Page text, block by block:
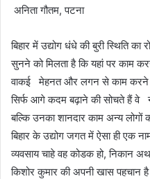
अनिता गौतम, पटना
बिहार में उद्योग धंधे की बुरी स्थिति का
सुनने को मिलता है कि यहां पर काम
वाकई मेहनत और लगन से काम करने
सिर्फ आगे कदम बढ़ाने की सोचते हैं वे
बल्कि उनका शानदार काम अन्य लोगों
बिहार के उद्योग जगत में ऐसा ही एक
व्यवसाय चाहे वह कोडक हो, निकान
किशोर कुमार की अपनी खास